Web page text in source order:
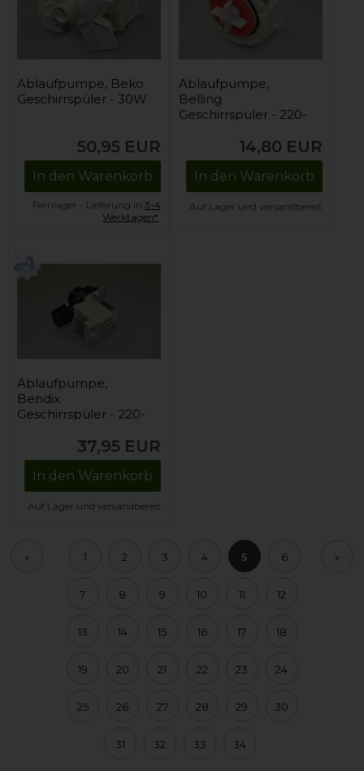
Ablaufpumpe, Beko
Geschirrspüler - 30W
50,95 EUR
In den Warenkorb
Fernlager - Lieferung in 3-4
Werktagen*
Ablaufpumpe,
Belling
Geschirrspüler - 220-
14,80 EUR
In den Warenkorb
Auf Lager und versandbereit
Ablaufpumpe,
Bendix
Geschirrspüler - 220-
37,95 EUR
In den Warenkorb
Auf Lager und versandbereit
« 1 2 3 4 5 6
7 8 9 10 11 12
13 14 15 16 17 18
19 20 21 22 23 24
25 26 27 28 29 30
31 32 33 34
»